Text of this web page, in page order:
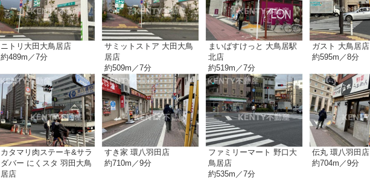
ニトリ大田大鳥居店
約489m／7分
サミットストア 大田大鳥
居店
約509m／7分
まいばすけっと 大鳥居駅
北店
約519m／7分
ガスト 大鳥居店
約595m／8分
カタマリ肉ステーキ&サラ
ダバー にくスタ 羽田大鳥
居店
すき家 環八羽田店
約710m／9分
ファミリーマート 野口大
鳥居店
約535m／7分
伝丸 環八羽田店
約704m／9分